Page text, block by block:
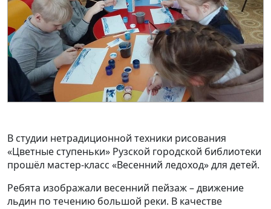
В студии нетрадиционной техники рисования
«Цветные ступеньки» Рузской городской библиотеки
прошёл мастер-класс «Весенний ледоход» для детей.
Ребята изображали весенний пейзаж – движение
льдин по течению большой реки. В качестве